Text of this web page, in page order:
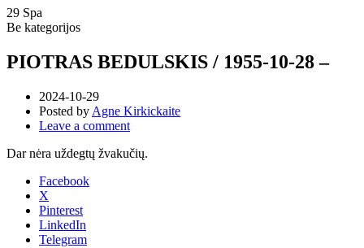
29 Spa
Be kategorijos
PIOTRAS BEDULSKIS / 1955-10-28 –
2024-10-29
Posted by Agne Kirkickaite
Leave a comment
Dar nėra uždegtų žvakučių.
Facebook
X
Pinterest
LinkedIn
Telegram